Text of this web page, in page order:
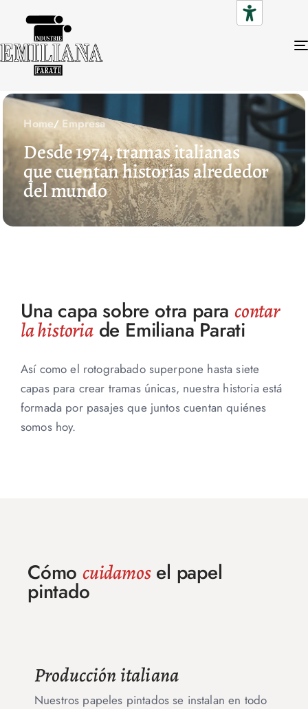
Home Empresa
Desde 1974, tramas italianas
que cuentan historias alrededor
del mundo
Una capa sobre otra para contar
la historiade Emiliana Parati
Así como el rotograbado superpone hasta siete
capas para crear tramas únicas, nuestra historia está
formada por pasajes que juntos cuentan quiénes
somos hoy.
Cómo cuidamosel papel
pintado
Producción italiana
Nuestros papeles pintados se instalan en todo